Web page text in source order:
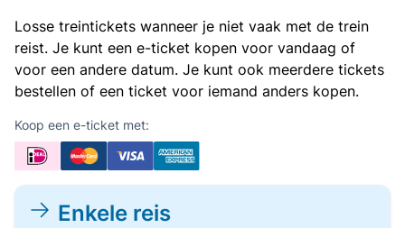
Losse treintickets wanneer je niet vaak met de trein
reist. Je kunt een e-ticket kopen voor vandaag of
voor een andere datum. Je kunt ook meerdere tickets
bestellen of een ticket voor iemand anders kopen.
Koop een e-ticket met:
Enkele reis